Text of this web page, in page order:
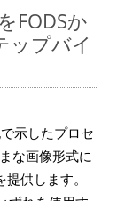
FODSか
ップバイ
示したプロセ
な画像形式に
供します。